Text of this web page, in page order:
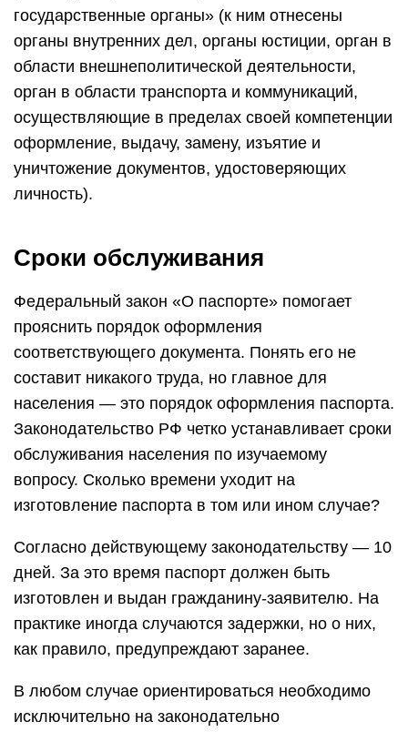
государственные органы» (к ним отнесены
органы внутренних дел, органы юстиции, орган в
области внешнеполитической деятельности,
орган в области транспорта и коммуникаций,
осуществляющие в пределах своей компетенции
оформление, выдачу, замену, изъятие и
уничтожение документов, удостоверяющих
личность).
Сроки обслуживания
Федеральный закон «О паспорте» помогает
прояснить порядок оформления
соответствующего документа. Понять его не
составит никакого труда, но главное для
населения — это порядок оформления паспорта.
Законодательство РФ четко устанавливает сроки
обслуживания населения по изучаемому
вопросу. Сколько времени уходит на
изготовление паспорта в том или ином случае?
Согласно действующему законодательству — 10
дней. За это время паспорт должен быть
изготовлен и выдан гражданину-заявителю. На
практике иногда случаются задержки, но о них,
как правило, предупреждают заранее.
В любом случае ориентироваться необходимо
исключительно на законодательно